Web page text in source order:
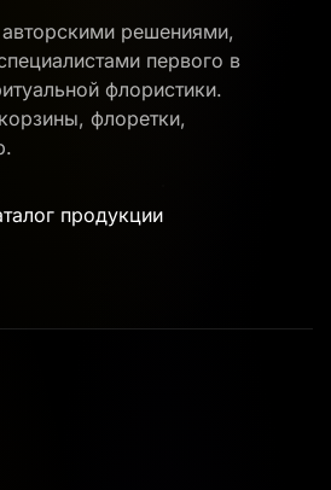
решениями,
первого в
флористики.
флоретки,
продукции